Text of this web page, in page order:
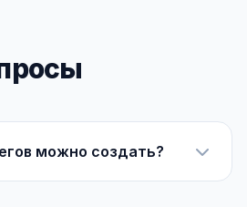
можно создать?